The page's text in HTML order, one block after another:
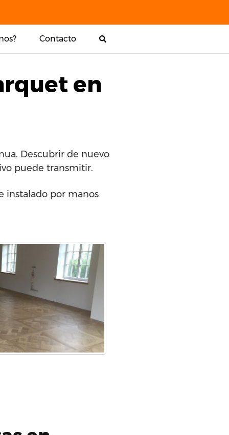
Contacto
en
Descubrir de nuevo
puede transmitir.
instalado por manos